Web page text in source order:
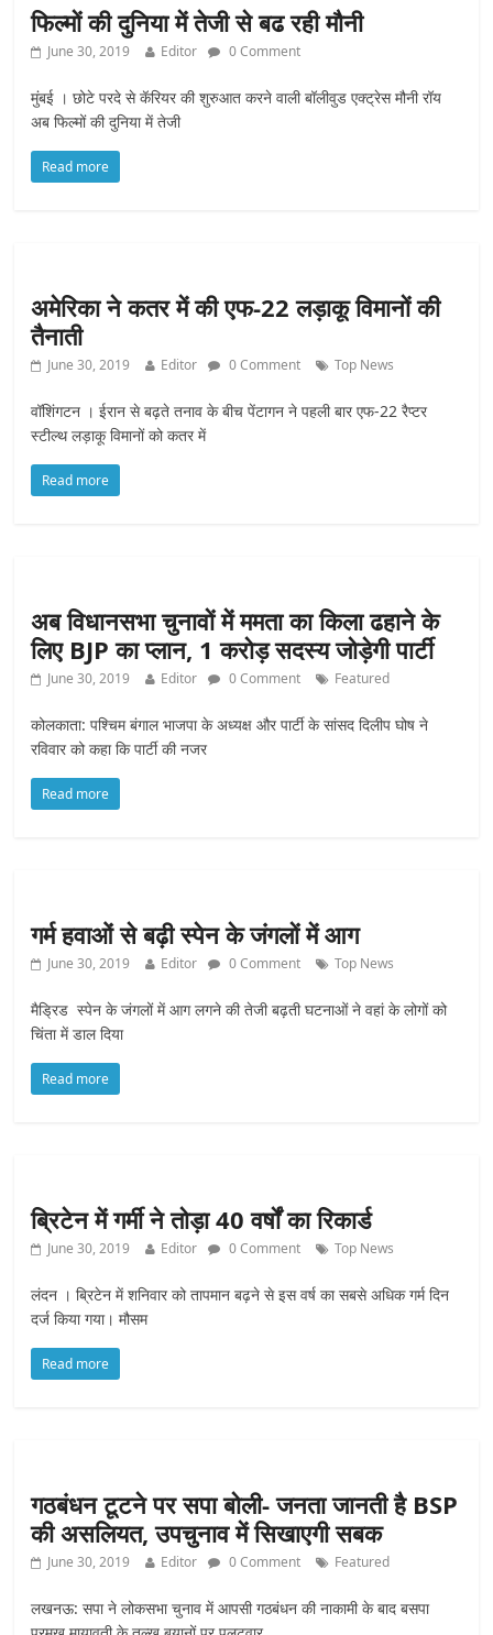
फिल्मों की दुनिया में तेजी से बढ रही मौनी
June 30, 2019 Editor 0 Comment
मुंबई । छोटे परदे से कॅरियर की शुरुआत करने वाली बॉलीवुड एक्ट्रेस मौनी रॉय
अब फिल्मों की दुनिया में तेजी
Read more
अमेरिका ने कतर में की एफ-22 लड़ाकू विमानों की
तैनाती
June 30, 2019 Editor 0 Comment Top News
वॉशिंगटन । ईरान से बढ़ते तनाव के बीच पेंटागन ने पहली बार एफ-22 रैप्टर
स्टील्थ लड़ाकू विमानों को कतर में
Read more
अब विधानसभा चुनावों में ममता का किला ढहाने के
लिए BJP का प्‍लान, 1 करोड़ सदस्‍य जोड़ेगी पार्टी
June 30, 2019 Editor 0 Comment Featured
कोलकाता: पश्चिम बंगाल भाजपा के अध्यक्ष और पार्टी के सांसद दिलीप घोष ने
रविवार को कहा कि पार्टी की नजर
Read more
गर्म हवाओं से बढ़ी स्पेन के जंगलों में आग
June 30, 2019 Editor 0 Comment Top News
मैड्रिड स्पेन के जंगलों में आग लगने की तेजी बढ़ती घटनाओं ने वहां के लोगों को
चिंता में डाल दिया
Read more
ब्रिटेन में गर्मी ने तोड़ा 40 वर्षों का रिकार्ड
June 30, 2019 Editor 0 Comment Top News
लंदन । ब्रिटेन में शनिवार को तापमान बढ़ने से इस वर्ष का सबसे अधिक गर्म दिन
दर्ज किया गया। मौसम
Read more
गठबंधन टूटने पर सपा बोली- जनता जानती है BSP
की असलियत, उपचुनाव में सिखाएगी सबक
June 30, 2019 Editor 0 Comment Featured
लखनऊ: सपा ने लोकसभा चुनाव में आपसी गठबंधन की नाकामी के बाद बसपा